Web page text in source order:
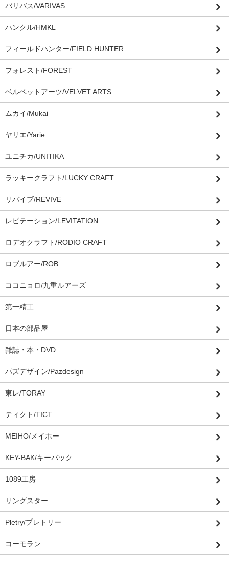
バリバス/VARIVAS
ハンクル/HMKL
フィールドハンター/FIELD HUNTER
フォレスト/FOREST
ベルベットアーツ/VELVET ARTS
ムカイ/Mukai
ヤリエ/Yarie
ユニチカ/UNITIKA
ラッキークラフト/LUCKY CRAFT
リバイブ/REVIVE
レビテーション/LEVITATION
ロデオクラフト/RODIO CRAFT
ロブルアー/ROB
ココニョロ/九重ルアーズ
第一精工
日本の部品屋
雑誌・本・DVD
パズデザイン/Pazdesign
東レ/TORAY
ティクト/TICT
MEIHO/メイホー
KEY-BAK/キーバック
1089工房
リングスター
Pletry/プレトリー
コーモラン